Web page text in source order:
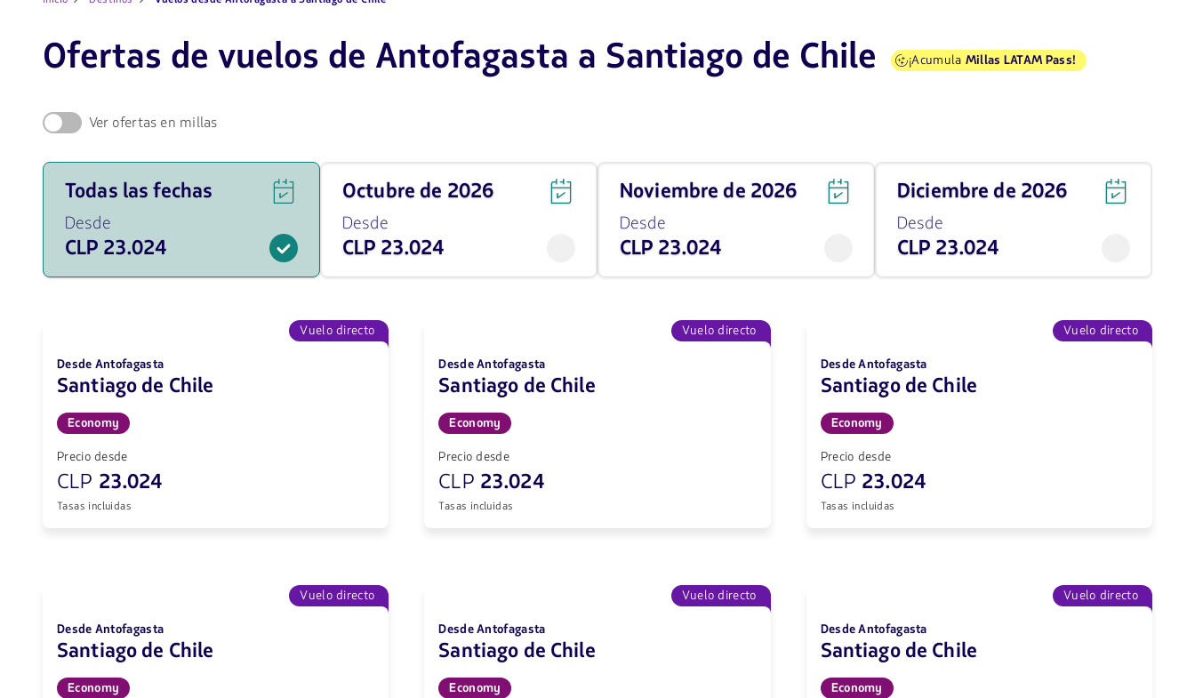
Ofertas de vuelos de Antofagasta a Santiago de Chile ¡Acumula Millas LATAM Pass!
Ver ofertas en millas
Ver
ofertas
de
vuelos
para
las
Todas las fechas
Desde
CLP 23.024
Viaja
en
octubre
de
2026
23024
octubre de 2026
Desde
CLP 23.024
Viaja
en
noviembre
de
2026
23024
noviembre de 2026
Desde
CLP 23.024
Viaja
en
diciembre
de
2026
23024
diciembre de 2026
Desde
CLP 23.024
Vuelo directo
Desde Antofagasta
Santiago de Chile
Economy
Precio desde
CLP 23.024
Tasas incluidas
Vuelo directo
Desde Antofagasta
Santiago de Chile
Economy
Precio desde
CLP 23.024
Tasas incluidas
Vuelo directo
Desde Antofagasta
Santiago de Chile
Economy
Precio desde
CLP 23.024
Tasas incluidas
Vuelo directo
Desde Antofagasta
Santiago de Chile
Economy
Vuelo directo
Desde Antofagasta
Santiago de Chile
Economy
Vuelo directo
Desde Antofagasta
Santiago de Chile
Economy